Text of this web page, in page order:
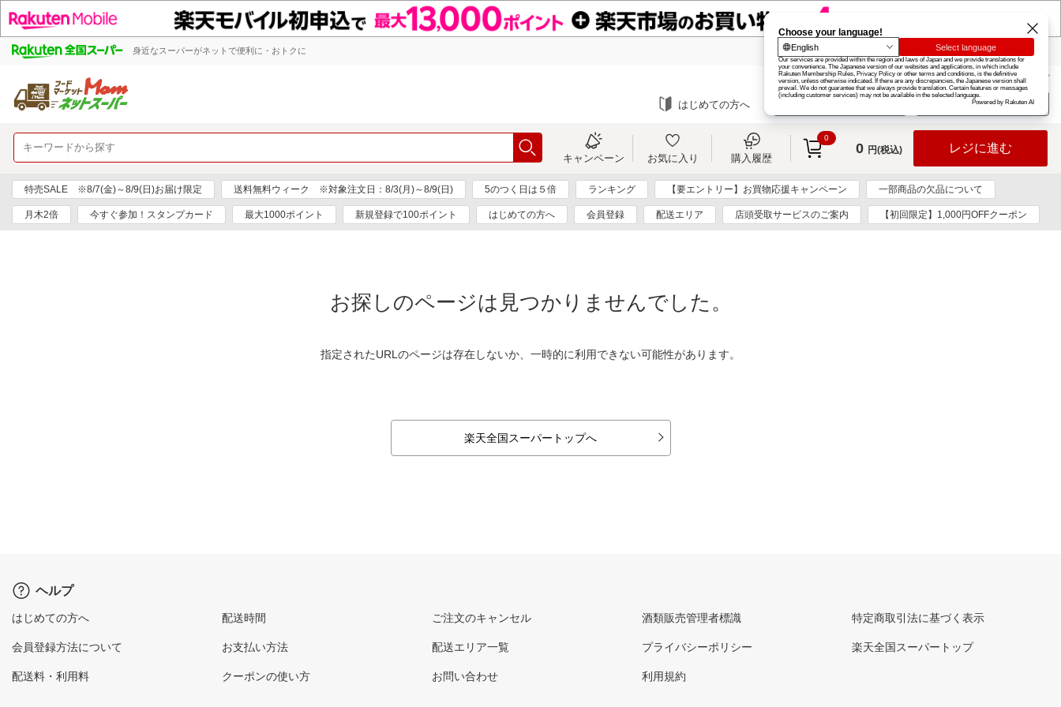
身近なスーパーがネットで便利に・おトクに 楽天グループ カード
お知らせ ヘルプ
はじめての方へ ログイン
キャンペーン お気に入り 購入履歴
0
0 円(税込) レジに進む
特売SALE ※8/7(金)～8/9(日)お届け限定 送料無料ウィーク ※対象注文日：8/3(月)～8/9(日) 5のつく日は５倍 ランキング 【要エントリー】お買物応援キャンペーン 一部商品の欠品について
月木2倍 今すぐ参加！スタンプカード 最大1000ポイント 新規登録で100ポイント はじめての方へ 会員登録 配送エリア 店頭受取サービスのご案内 【初回限定】1,000円OFFクーポン
お探しのページは見つかりませんでした。
指定されたURLのページは存在しないか、一時的に利用できない可能性があります。
楽天全国スーパートップへ
ヘルプ
はじめての方へ
会員登録方法について
配送料・利用料
配送時間
お支払い方法
クーポンの使い方
ご注文のキャンセル
配送エリア一覧
お問い合わせ
酒類販売管理者標識
プライバシーポリシー
利用規約
特定商取引法に基づく表示
楽天全国スーパートップ